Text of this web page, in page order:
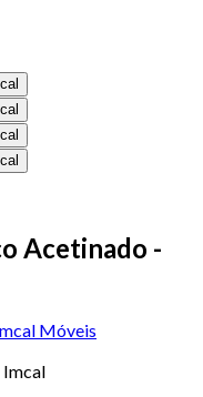
Acetinado -
Móveis